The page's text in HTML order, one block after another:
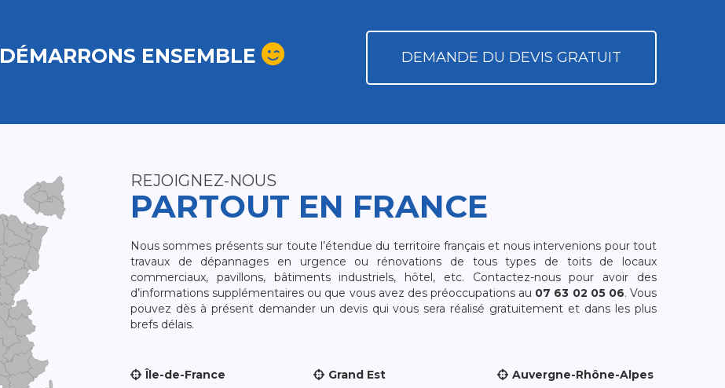
DÉMARRONS ENSEMBLE DEMANDE DU DEVIS GRATUIT
REJOIGNEZ-NOUS
PARTOUT EN FRANCE
Nous sommes présents sur toute l’étendue du territoire français et nous intervenions pour tout
travaux de dépannages en urgence ou rénovations de tous types de toits de locaux
commerciaux, pavillons, bâtiments industriels, hôtel, etc. Contactez-nous pour avoir des
d’informations supplémentaires ou que vous avez des préoccupations au 07 63 02 05 06. Vous
pouvez dès à présent demander un devis qui vous sera réalisé gratuitement et dans les plus
brefs délais.
Île-de-France Grand Est Auvergne-Rhône-Alpes